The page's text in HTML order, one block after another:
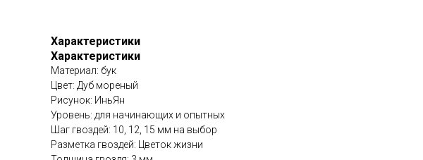
Характеристики
Характеристики
Материал: бук
Цвет: Дуб мореный
Рисунок: ИньЯн
Уровень: для начинающих и опытных
Шаг гвоздей: 10, 12, 15 мм на выбор
Разметка гвоздей: Цветок жизни